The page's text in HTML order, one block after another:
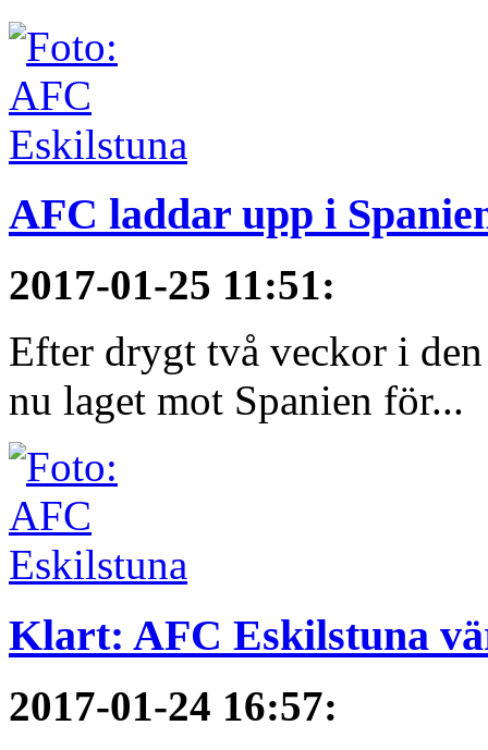
AFC laddar upp i
2017-01-25 11:51:
Efter drygt två veckor i
nu laget mot Spanien för...
Klart: AFC Eskilstuna
2017-01-24 16:57: